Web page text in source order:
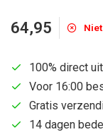
64,95
100% direct
Voor 16:00
Gratis
14 dagen